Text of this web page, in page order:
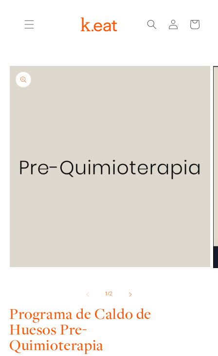
al contenido
sesión
Carrito
directamente
a la
información
multimedia
en
una
1 /de2
Programa de Caldo de
Huesos Pre-
Quimioterapia